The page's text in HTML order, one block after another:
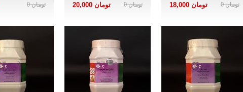
تومان 0 تومان 18,000 تومان 0 تومان 20,000 تومان 0